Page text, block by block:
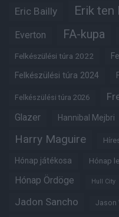
Eric Bailly Erik ten
Everton FA-kupa
Felkészülési túra 2022
Felkészülési túra 2024
Felkészülési túra 2026
Glazer Hannibal Mejbri
Harry Maguire
Hónap játékosa Hónap
Hónap Ördöge Hull City
Jadon Sancho Jason